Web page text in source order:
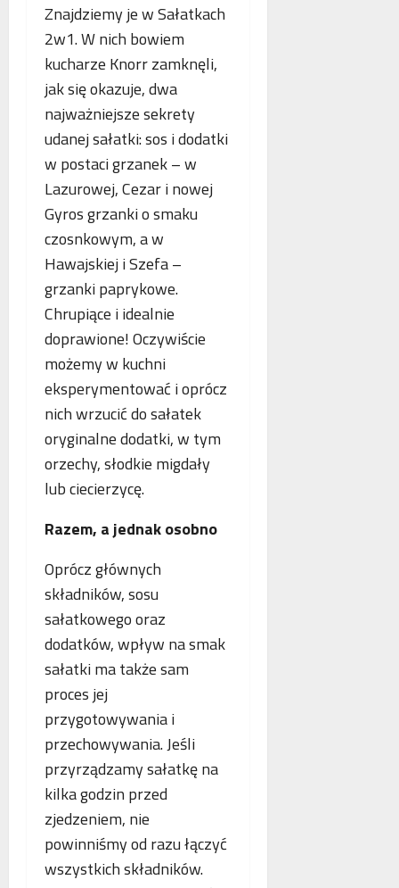
Znajdziemy je w Sałatkach
2w1. W nich bowiem
kucharze Knorr zamknęli,
jak się okazuje, dwa
najważniejsze sekrety
udanej sałatki: sos i dodatki
w postaci grzanek – w
Lazurowej, Cezar i nowej
Gyros grzanki o smaku
czosnkowym, a w
Hawajskiej i Szefa –
grzanki paprykowe.
Chrupiące i idealnie
doprawione! Oczywiście
możemy w kuchni
eksperymentować i oprócz
nich wrzucić do sałatek
oryginalne dodatki, w tym
orzechy, słodkie migdały
lub ciecierzycę.
Razem, a jednak osobno
Oprócz głównych
składników, sosu
sałatkowego oraz
dodatków, wpływ na smak
sałatki ma także sam
proces jej
przygotowywania i
przechowywania. Jeśli
przyrządzamy sałatkę na
kilka godzin przed
zjedzeniem, nie
powinniśmy od razu łączyć
wszystkich składników.